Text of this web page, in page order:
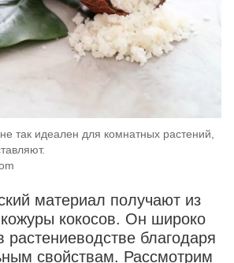
так идеален для комнатных растений,
материал получают из
кокосов. Он широко
растениеводстве благодаря
свойствам. Рассмотрим